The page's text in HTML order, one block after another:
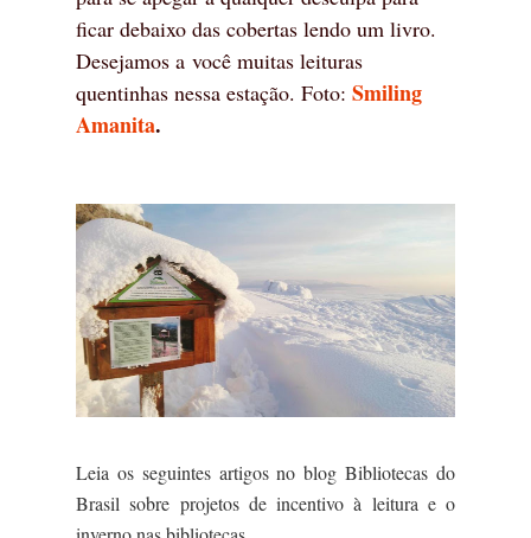
ficar debaixo das cobertas lendo um livro.
Desejamos a você muitas leituras
quentinhas nessa estação. Foto: Smiling
Amanita.
Leia os seguintes artigos no blog Bibliotecas do
Brasil sobre projetos de incentivo à leitura e o